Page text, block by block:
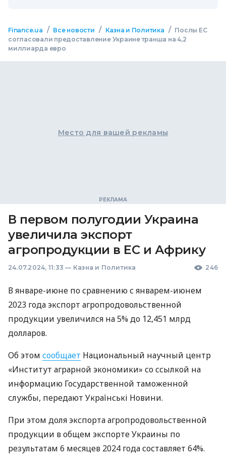
Finance.ua / Все новости / Казна и Политика / Послы ЕС
согласовали предоставление Украине транша на 4,2
миллиарда евро
Место для вашей рекламы
В первом полугодии Украина
увеличила экспорт
агропродукции в ЕС и Африку
24.07.2024, 11:33 — Казна и Политика 246
В январе-июне по сравнению с январем-июнем
2023 года экспорт агропродовольственной
продукции увеличился на 5% до 12,451 млрд
долларов.
Об этом сообщает Национальный научный центр
«Институт аграрной экономики» со ссылкой на
информацию Государственной таможенной
службы, передают Українські Новини.
При этом доля экспорта агропродовольственной
продукции в общем экспорте Украины по
результатам 6 месяцев 2024 года составляет 64%.